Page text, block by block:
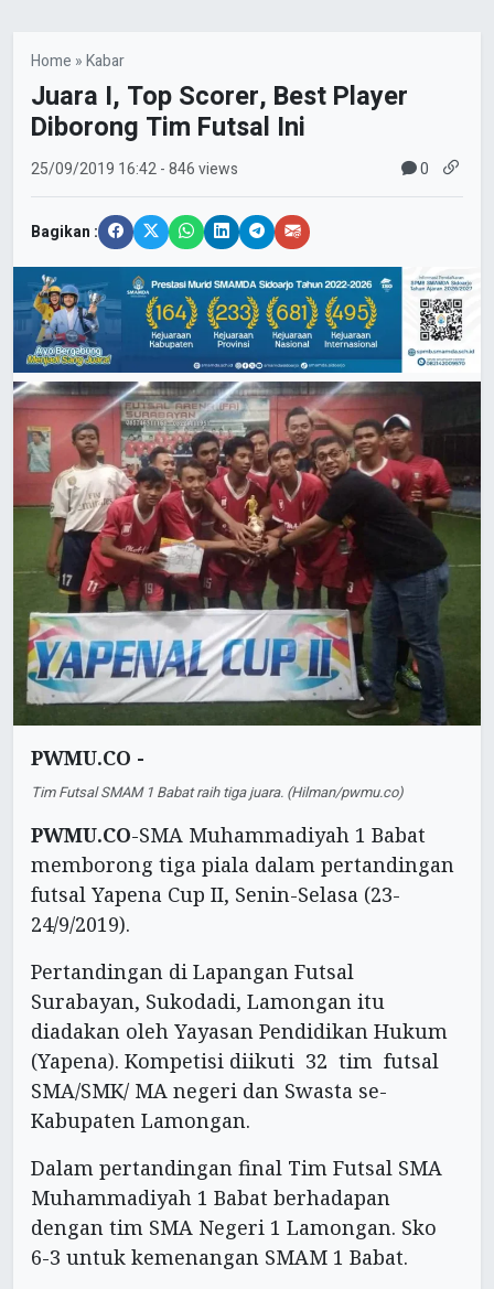
Home »Kabar
Juara I, Top Scorer, Best Player
Diborong Tim Futsal Ini
25/09/2019 16:42- 846 views 0
Bagikan :
PWMU.CO -
Tim Futsal SMAM 1 Babat raih tiga juara. (Hilman/pwmu.co)
PWMU.CO-SMA Muhammadiyah 1 Babat
memborong tiga piala dalam pertandingan
futsal Yapena Cup II, Senin-Selasa (23-
24/9/2019).
Pertandingan di Lapangan Futsal
Surabayan, Sukodadi, Lamongan itu
diadakan oleh Yayasan Pendidikan Hukum
(Yapena). Kompetisi diikuti 32 tim futsal
SMA/SMK/ MA negeri dan Swasta se-
Kabupaten Lamongan.
Dalam pertandingan final Tim Futsal SMA
Muhammadiyah 1 Babat berhadapan
dengan tim SMA Negeri 1 Lamongan. Sko
6-3 untuk kemenangan SMAM 1 Babat.